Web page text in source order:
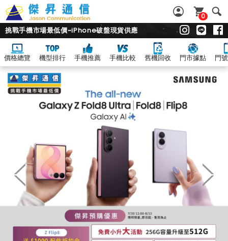
0
挑戰手機市場最低價~iPhone破盤現貨供應
價格總覽 機型排行 手機推薦 手機比較 舊機回收 門市據點 門